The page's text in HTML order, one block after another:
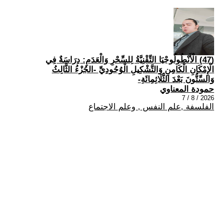
(47) الْأَنْطُولُوجْيَا التِّقْنِيَّةُ لِلسِّحْرِ وَالْعَدَمِ: دِرَاسَةٌ فِي
الْإِمْكَانِ الْكَامِنِ وَالتَّشْكِيلِ الْوُجُودِيِّ -الجُزْءُ الثَّالِثُ
وَالسِّتُّونَ بَعْدَ الثَّلَاثِمِائَةِ-
حمودة المعناوي
2026 / 8 / 7
الفلسفة ,علم النفس , وعلم الاجتماع